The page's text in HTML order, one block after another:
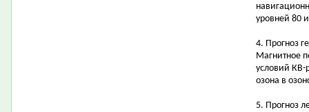
уровней 80
4. Прогноз
Магнитное
условий КВ-
озона в
5. Прогноз